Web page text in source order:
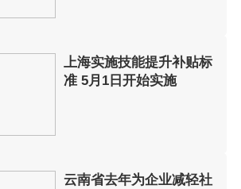
上海实施技能提升补贴标
准 5月1日开始实施
云南省去年为企业减轻社